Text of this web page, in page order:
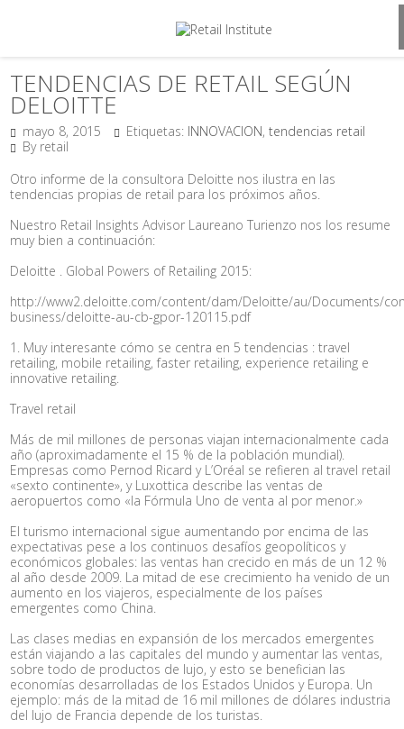
TENDENCIAS DE RETAIL SEGÚN
DELOITTE
mayo 8, 2015 Etiquetas: INNOVACION,tendencias retail
By retail
Otro informe de la consultora Deloitte nos ilustra en las
tendencias propias de retail para los próximos años.
Nuestro Retail Insights Advisor Laureano Turienzo nos los resume
muy bien a continuación:
Deloitte . Global Powers of Retailing 2015:
http://www2.deloitte.com/content/dam/Deloitte/au/Documents/
business/deloitte-au-cb-gpor-120115.pdf
1. Muy interesante cómo se centra en 5 tendencias : travel
retailing, mobile retailing, faster retailing, experience retailing e
innovative retailing.
Travel retail
Más de mil millones de personas viajan internacionalmente cada
año (aproximadamente el 15 % de la población mundial).
Empresas como Pernod Ricard y L’Oréal se refieren al travel retail
«sexto continente», y Luxottica describe las ventas de
aeropuertos como «la Fórmula Uno de venta al por menor.»
El turismo internacional sigue aumentando por encima de las
expectativas pese a los continuos desafíos geopolíticos y
económicos globales: las ventas han crecido en más de un 12 %
al año desde 2009. La mitad de ese crecimiento ha venido de un
aumento en los viajeros, especialmente de los países
emergentes como China.
Las clases medias en expansión de los mercados emergentes
están viajando a las capitales del mundo y aumentar las ventas,
sobre todo de productos de lujo, y esto se benefician las
economías desarrolladas de los Estados Unidos y Europa. Un
ejemplo: más de la mitad de 16 mil millones de dólares industria
del lujo de Francia depende de los turistas.